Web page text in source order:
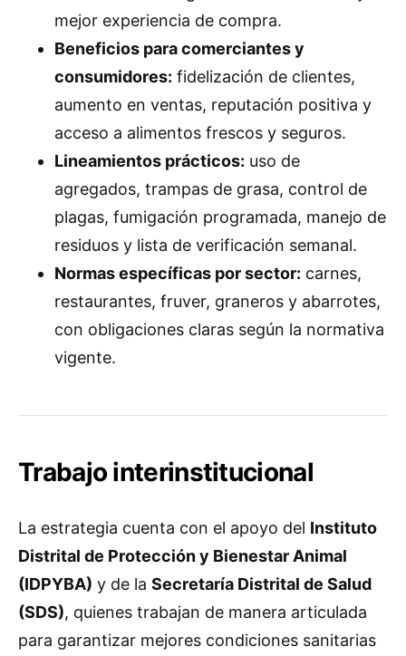
mejor experiencia de compra.
Beneficios para comerciantes y
consumidores: fidelización de clientes,
aumento en ventas, reputación positiva y
acceso a alimentos frescos y seguros.
Lineamientos prácticos: uso de
agregados, trampas de grasa, control de
plagas, fumigación programada, manejo de
residuos y lista de verificación semanal.
Normas específicas por sector: carnes,
restaurantes, fruver, graneros y abarrotes,
con obligaciones claras según la normativa
vigente.
Trabajo interinstitucional
La estrategia cuenta con el apoyo del Instituto
Distrital de Protección y Bienestar Animal
(IDPYBA) y de la Secretaría Distrital de Salud
(SDS), quienes trabajan de manera articulada
para garantizar mejores condiciones sanitarias